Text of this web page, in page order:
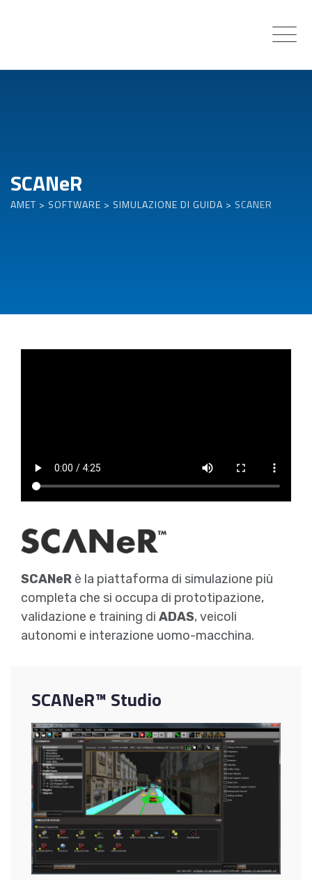
SCANeR
AMET > SOFTWARE > SIMULAZIONE DI GUIDA > SCANER
SCANeR è la piattaforma di simulazione più
completa che si occupa di prototipazione,
validazione e training di ADAS, veicoli
autonomi e interazione uomo-macchina.
SCANeR™ Studio